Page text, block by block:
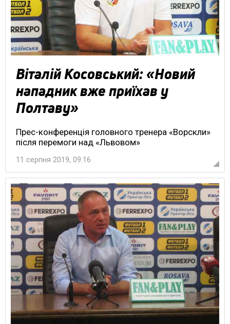
Віталій Косовський: «Новий
нападник вже приїхав у
Полтаву»
Прес-конференція головного тренера «Ворскли»
після перемоги над «Львовом»
11 серпня 2019, 09:16